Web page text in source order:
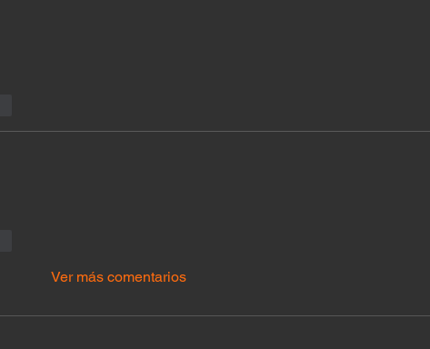
Ver más comentarios